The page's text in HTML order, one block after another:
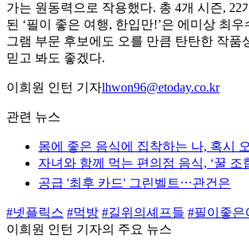
가는 원동력으로 작용했다. 총 4개 시즌, 22
된 ‘필이 좋은 여행, 한입만!’은 에미상 최
그램 부문 후보에도 오를 만큼 탄탄한 작품
믿고 봐도 좋겠다.
이희원 인턴 기자lhwon96@etoday.co.kr
관련 뉴스
몸에 좋은 음식에 집착하는 나, 혹시
자녀와 함께 먹는 편의점 음식, ‘꿀 조
공급 '최후 카드' 그린벨트⋯관건은
#넷플릭스 #먹방 #길위의셰프들 #필이좋은
이희원 인턴 기자의 주요 뉴스